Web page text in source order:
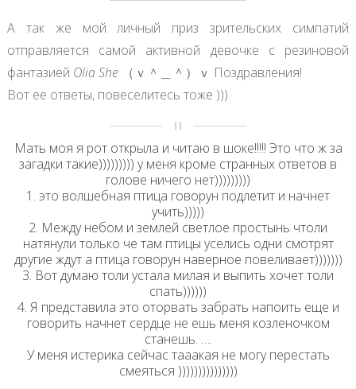
А так же мой личный приз зрительских симпатий
отправляется самой активной девочке с резиновой
фантазией Olia She（ｖ＾＿＾）ｖ Поздравления!
Вот ее ответы, повеселитесь тоже )))
Мать моя я рот открыла и читаю в шоке!!!!! Это что ж за
загадки такие))))))))) у меня кроме странных ответов в
голове ничего нет)))))))))
1. это волшебная птица говорун подлетит и начнет
учить)))))
2. Между небом и землей светлое простынь чтоли
натянули только че там птицы уселись одни смотрят
другие ждут а птица говорун наверное повеливает)))))))
3. Вот думаю толи устала милая и выпить хочет толи
спать))))))
4. Я представила это оторвать забрать напоить еще и
говорить начнет сердце не ешь меня козленочком
станешь. ….
У меня истерика сейчас тааакая не могу перестать
смеяться )))))))))))))))